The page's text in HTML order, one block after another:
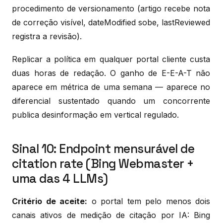
procedimento de versionamento (artigo recebe nota
de correção visível, dateModified sobe, lastReviewed
registra a revisão).
Replicar a política em qualquer portal cliente custa
duas horas de redação. O ganho de E-E-A-T não
aparece em métrica de uma semana — aparece no
diferencial sustentado quando um concorrente
publica desinformação em vertical regulado.
Sinal 10: Endpoint mensurável de
citation rate (Bing Webmaster +
uma das 4 LLMs)
Critério de aceite: o portal tem pelo menos dois
canais ativos de medição de citação por IA: Bing